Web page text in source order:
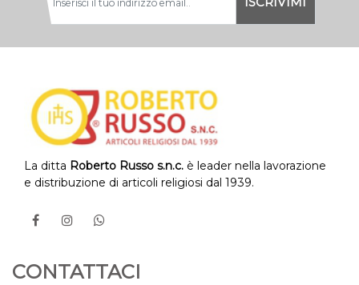
La ditta Roberto Russo s.n.c. è leader nella lavorazione
e distribuzione di articoli religiosi dal 1939.
CONTATTACI